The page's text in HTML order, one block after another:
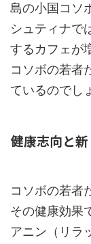
島の小国コソ
シュティナで
するカフェが
コソボの若者
ているのでし
健康志向と
コソボの若者
その健康効果
アニン（リラ